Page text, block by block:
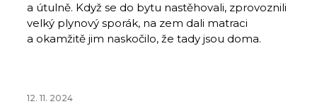
a útulně. Když se do bytu nastěhovali, zprovoznili
velký plynový sporák, na zem dali matraci
a okamžitě jim naskočilo, že tady jsou doma.
12. 11. 2024